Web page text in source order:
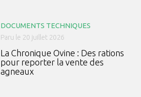
DOCUMENTS TECHNIQUES
Paru le 20 juillet 2026
La Chronique Ovine : Des rations
pour reporter la vente des
agneaux